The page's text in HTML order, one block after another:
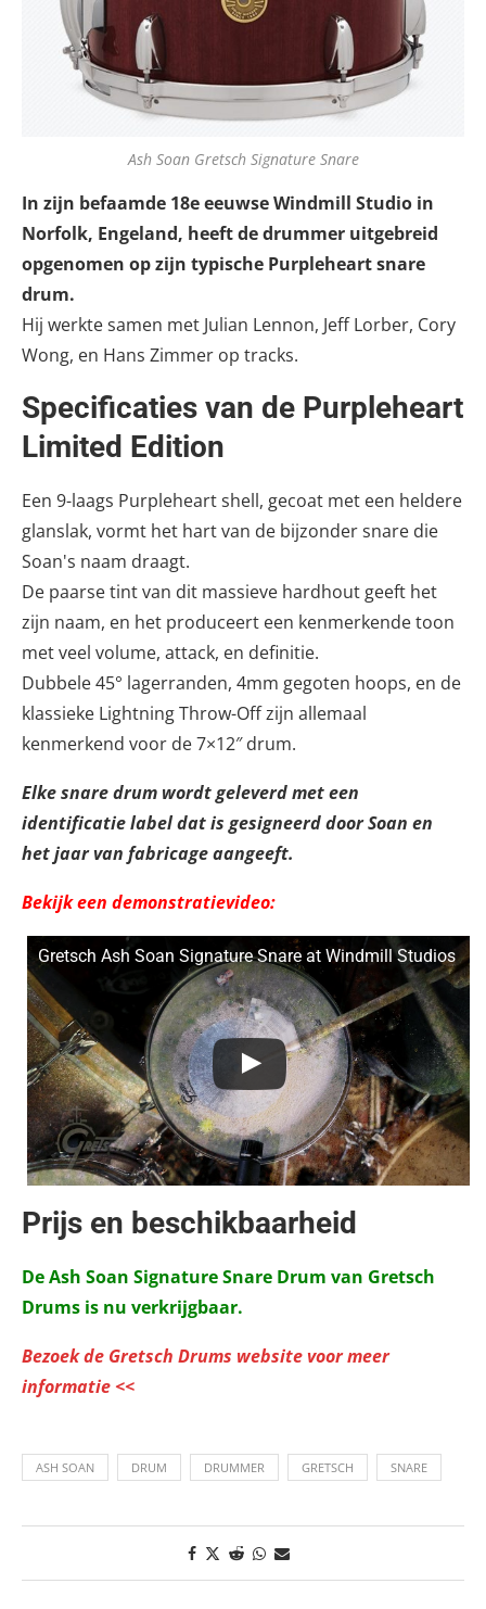
Ash Soan Gretsch Signature Snare
In zijn befaamde 18e eeuwse Windmill Studio in
Norfolk, Engeland, heeft de drummer uitgebreid
opgenomen op zijn typische Purpleheart snare
drum.
Hij werkte samen met Julian Lennon, Jeff Lorber, Cory
Wong, en Hans Zimmer op tracks.
Specificaties van de Purpleheart
Limited Edition
Een 9-laags Purpleheart shell, gecoat met een heldere
glanslak, vormt het hart van de bijzonder snare die
Soan's naam draagt.
De paarse tint van dit massieve hardhout geeft het
zijn naam, en het produceert een kenmerkende toon
met veel volume, attack, en definitie.
Dubbele 45° lagerranden, 4mm gegoten hoops, en de
klassieke Lightning Throw-Off zijn allemaal
kenmerkend voor de 7×12″ drum.
Elke snare drum wordt geleverd met een
identificatie label dat is gesigneerd door Soan en
het jaar van fabricage aangeeft.
Bekijk een demonstratievideo:
Gretsch Ash Soan Signature Snare at Windmill Studios
Prijs en beschikbaarheid
De Ash Soan Signature Snare Drum van Gretsch
Drums is nu verkrijgbaar.
Bezoek de Gretsch Drums website voor meer
informatie <<
ASH SOAN DRUM DRUMMER GRETSCH SNARE